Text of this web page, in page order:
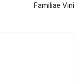
Familiae Vini